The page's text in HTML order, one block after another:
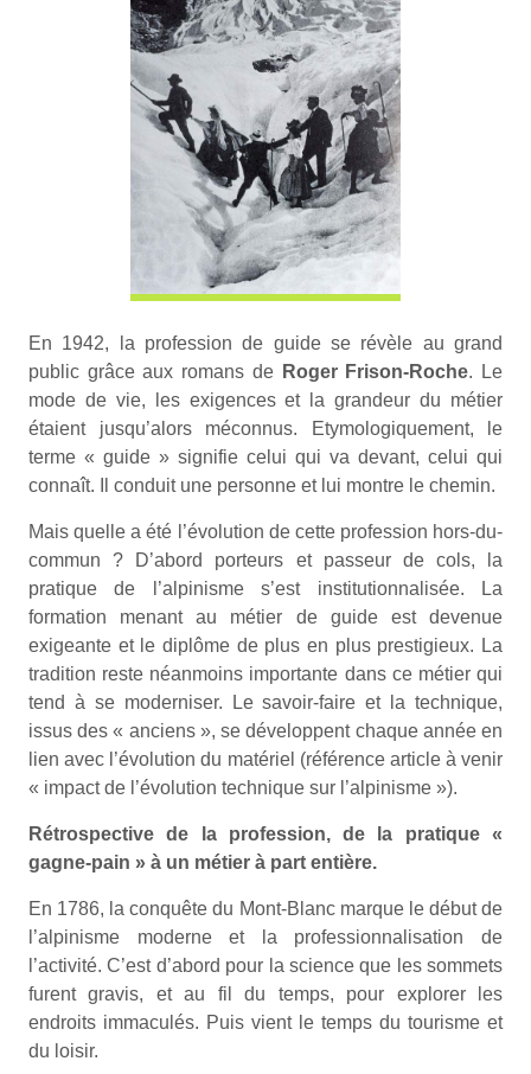
Contenu
section
haute
résumé
En 1942, la profession de guide se révèle au grand
public grâce aux romans de Roger Frison-Roche. Le
mode de vie, les exigences et la grandeur du métier
étaient jusqu’alors méconnus. Etymologiquement, le
terme « guide » signifie celui qui va devant, celui qui
connaît. Il conduit une personne et lui montre le chemin.
Mais quelle a été l’évolution de cette profession hors-du-
commun ? D’abord porteurs et passeur de cols, la
pratique de l’alpinisme s’est institutionnalisée. La
formation menant au métier de guide est devenue
exigeante et le diplôme de plus en plus prestigieux. La
tradition reste néanmoins importante dans ce métier qui
tend à se moderniser. Le savoir-faire et la technique,
issus des « anciens », se développent chaque année en
lien avec l’évolution du matériel (référence article à venir
« impact de l’évolution technique sur l’alpinisme »).
Rétrospective de la profession, de la pratique «
gagne-pain » à un métier à part entière.
En 1786, la conquête du Mont-Blanc marque le début de
l’alpinisme moderne et la professionnalisation de
l’activité. C’est d’abord pour la science que les sommets
furent gravis, et au fil du temps, pour explorer les
endroits immaculés. Puis vient le temps du tourisme et
du loisir.